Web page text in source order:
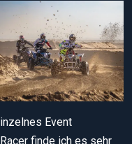
Event
finde ich es sehr